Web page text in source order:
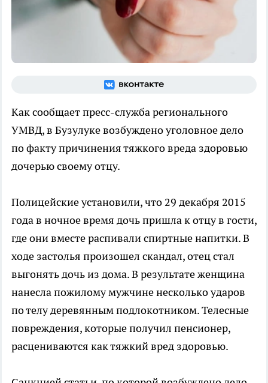
Как сообщает пресс-служба регионального
УМВД, в Бузулуке возбуждено уголовное дело
по факту причинения тяжкого вреда здоровью
дочерью своему отцу.
Полицейские установили, что 29 декабря 2015
года в ночное время дочь пришла к отцу в гости,
где они вместе распивали спиртные напитки. В
ходе застолья произошел скандал, отец стал
выгонять дочь из дома. В результате женщина
нанесла пожилому мужчине несколько ударов
по телу деревянным подлокотником. Телесные
повреждения, которые получил пенсионер,
расцениваются как тяжкий вред здоровью.